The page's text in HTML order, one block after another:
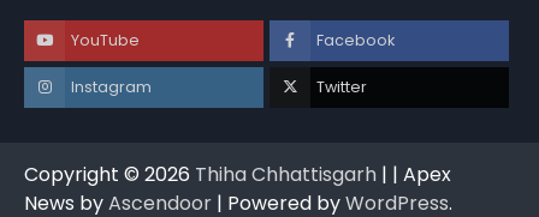
YouTube Facebook
Instagram Twitter
Copyright © 2026 Thiha Chhattisgarh | | Apex
News byAscendoor | Powered byWordPress.